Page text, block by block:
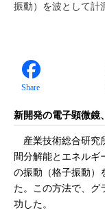
振動）を波として計
Share
新開発の電子顕微鏡
産業技術総合研究
間分解能とエネルギ
の振動（格子振動）
た。この方法で、グ
功した。